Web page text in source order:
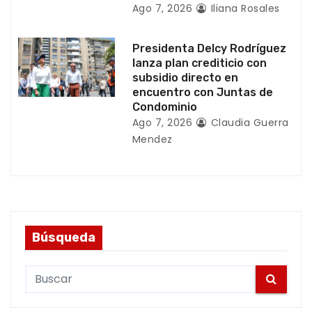
Ago 7, 2026 Iliana Rosales
Presidenta Delcy Rodríguez
lanza plan crediticio con
subsidio directo en
encuentro con Juntas de
Condominio
Ago 7, 2026
Claudia Guerra
Mendez
Búsqueda